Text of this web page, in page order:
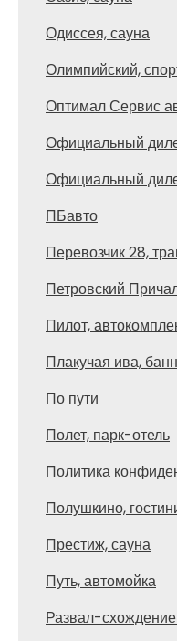
Одиссея, сауна
Олимпийский,
Оптимал Сервис
Официальный
Официальный
ПБавто
Перевозчик 28,
Петровский
Пилот,
Плакучая ива,
По пути
Полет, парк-отель
Политика
Полушкино,
Престиж, сауна
Путь, автомойка
Развал-